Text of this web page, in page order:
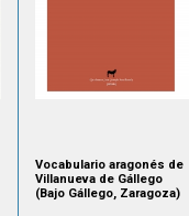
Vocabulario aragonés de
Villanueva de Gállego
(Bajo Gállego, Zaragoza)